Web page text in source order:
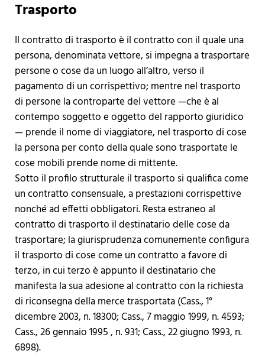
Trasporto
Il contratto di trasporto è il contratto con il quale una
persona, denominata vettore, si impegna a trasportare
persone o cose da un luogo all’altro, verso il
pagamento di un corrispettivo; mentre nel trasporto
di persone la controparte del vettore —che è al
contempo soggetto e oggetto del rapporto giuridico
— prende il nome di viaggiatore, nel trasporto di cose
la persona per conto della quale sono trasportate le
cose mobili prende nome di mittente.
Sotto il profilo strutturale il trasporto si qualifica come
un contratto consensuale, a prestazioni corrispettive
nonché ad effetti obbligatori. Resta estraneo al
contratto di trasporto il destinatario delle cose da
trasportare; la giurisprudenza comunemente configura
il trasporto di cose come un contratto a favore di
terzo, in cui terzo è appunto il destinatario che
manifesta la sua adesione al contratto con la richiesta
di riconsegna della merce trasportata (Cass., 1°
dicembre 2003, n. 18300; Cass., 7 maggio 1999, n. 4593;
Cass., 26 gennaio 1995 , n. 931; Cass., 22 giugno 1993, n.
6898).